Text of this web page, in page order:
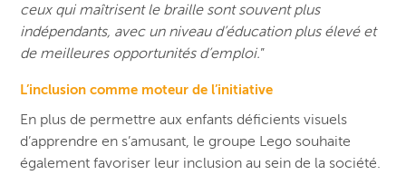
ceux qui maîtrisent le braille sont souvent plus
indépendants, avec un niveau d’éducation plus élevé et
de meilleures opportunités d’emploi.”
L’inclusion comme moteur de l’initiative
En plus de permettre aux enfants déficients visuels
d’apprendre en s’amusant, le groupe Lego souhaite
également favoriser leur inclusion au sein de la société.